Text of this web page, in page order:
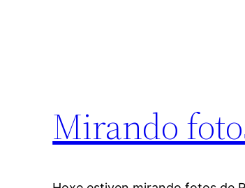
Mirando